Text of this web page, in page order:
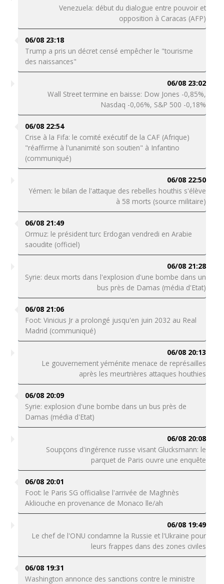
Venezuela: début du dialogue entre pouvoir et
opposition à Caracas (AFP)
06/08 23:18
Trump a pris un décret censé empêcher le "tourisme
des naissances"
06/08 23:02
Wall Street termine en baisse: Dow Jones -0,85%,
Nasdaq -0,06%, S&P 500 -0,18%
06/08 22:54
Crise à la Fifa: le comité exécutif de la CAF (Afrique)
"réaffirme à l'unanimité son soutien" à Infantino
(communiqué)
06/08 22:50
Yémen: le bilan de l'attaque des rebelles houthis s'élève
à 58 morts (source militaire)
06/08 21:49
Ormuz: le président turc Erdogan vendredi en Arabie
saoudite (officiel)
06/08 21:28
Syrie: deux morts dans l'explosion d'une bombe dans un
bus près de Damas (média d'Etat)
06/08 21:06
Foot: Vinicius Jr a prolongé jusqu'en juin 2032 au Real
Madrid (communiqué)
06/08 20:13
Le gouvernement yéménite menace de représailles
après les meurtrières attaques houthies
06/08 20:09
Syrie: explosion d'une bombe dans un bus près de
Damas (média d'Etat)
06/08 20:08
Soupçons d'ingérence russe visant Glucksmann: le
parquet de Paris ouvre une enquête
06/08 20:01
Foot: le Paris SG officialise l'arrivée de Maghnès
Akliouche en provenance de Monaco lle/ah
06/08 19:49
Le chef de l'ONU condamne la Russie et l'Ukraine pour
leurs frappes dans des zones civiles
06/08 19:31
Washington annonce des sanctions contre le ministre